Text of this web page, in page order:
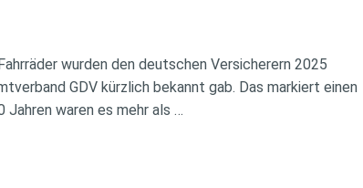
wurden den deutschen Versicherern 2025
GDV kürzlich bekannt gab. Das markiert einen
waren es mehr als …